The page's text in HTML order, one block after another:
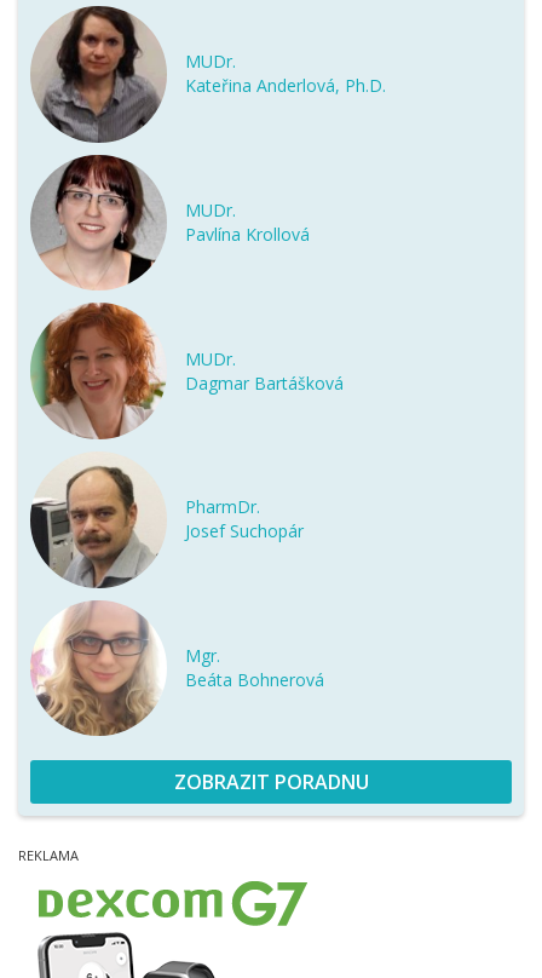
MUDr.
Kateřina Anderlová, Ph.D.
MUDr.
Pavlína Krollová
MUDr.
Dagmar Bartášková
PharmDr.
Josef Suchopár
Mgr.
Beáta Bohnerová
ZOBRAZIT PORADNU